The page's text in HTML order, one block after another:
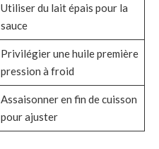
Utiliser du lait épais pour la
sauce
Privilégier une huile première
pression à froid
Assaisonner en fin de cuisson
pour ajuster